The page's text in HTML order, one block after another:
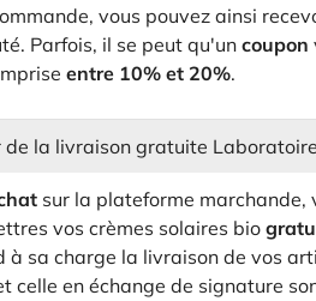
vous pouvez ainsi
Parfois, il se peut qu'un coupon
entre 10% et 20%.
la livraison gratuite
sur la plateforme marchande,
vos crèmes solaires bio
à sa charge la livraison de vos
celle en échange de signature